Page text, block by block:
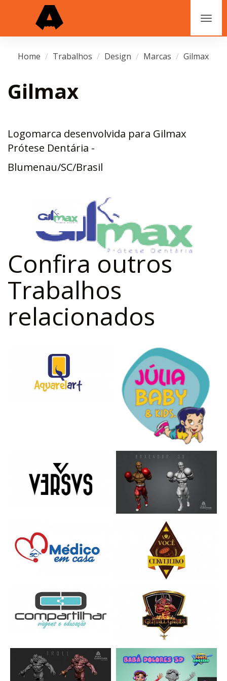
Home Trabalhos Design Marcas Gilmax
Gilmax
Logomarca desenvolvida para Gilmax
Prótese Dentária -
Blumenau/SC/Brasil
Confira outros
Trabalhos
relacionados